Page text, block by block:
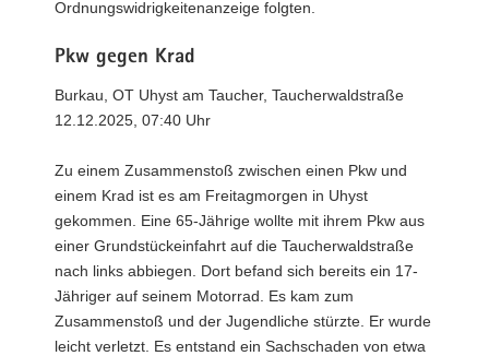
Ordnungswidrigkeitenanzeige folgten.
Pkw gegen Krad
Burkau, OT Uhyst am Taucher, Taucherwaldstraße
12.12.2025, 07:40 Uhr
Zu einem Zusammenstoß zwischen einen Pkw und
einem Krad ist es am Freitagmorgen in Uhyst
gekommen. Eine 65-Jährige wollte mit ihrem Pkw aus
einer Grundstückeinfahrt auf die Taucherwaldstraße
nach links abbiegen. Dort befand sich bereits ein 17-
Jähriger auf seinem Motorrad. Es kam zum
Zusammenstoß und der Jugendliche stürzte. Er wurde
leicht verletzt. Es entstand ein Sachschaden von etwa